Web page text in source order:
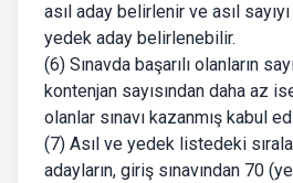
asıl aday belirlenir ve asıl
yedek aday belirlenebilir.
(6) Sınavda başarılı olanların
kontenjan sayısından daha az
olanlar sınavı kazanmış kabul
(7) Asıl ve yedek listedeki
adayların, giriş sınavından 70